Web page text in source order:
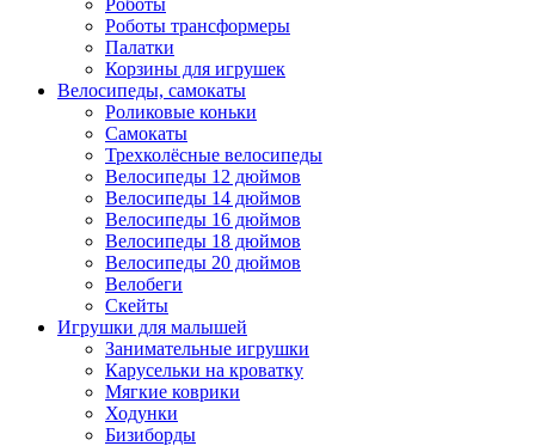
Роботы трансформеры
Палатки
Корзины для игрушек
Велосипеды, самокаты
Роликовые коньки
Самокаты
Трехколёсные велосипеды
Велосипеды 12 дюймов
Велосипеды 14 дюймов
Велосипеды 16 дюймов
Велосипеды 18 дюймов
Велосипеды 20 дюймов
Велобеги
Скейты
Игрушки для малышей
Занимательные игрушки
Карусельки на кроватку
Мягкие коврики
Ходунки
Бизиборды